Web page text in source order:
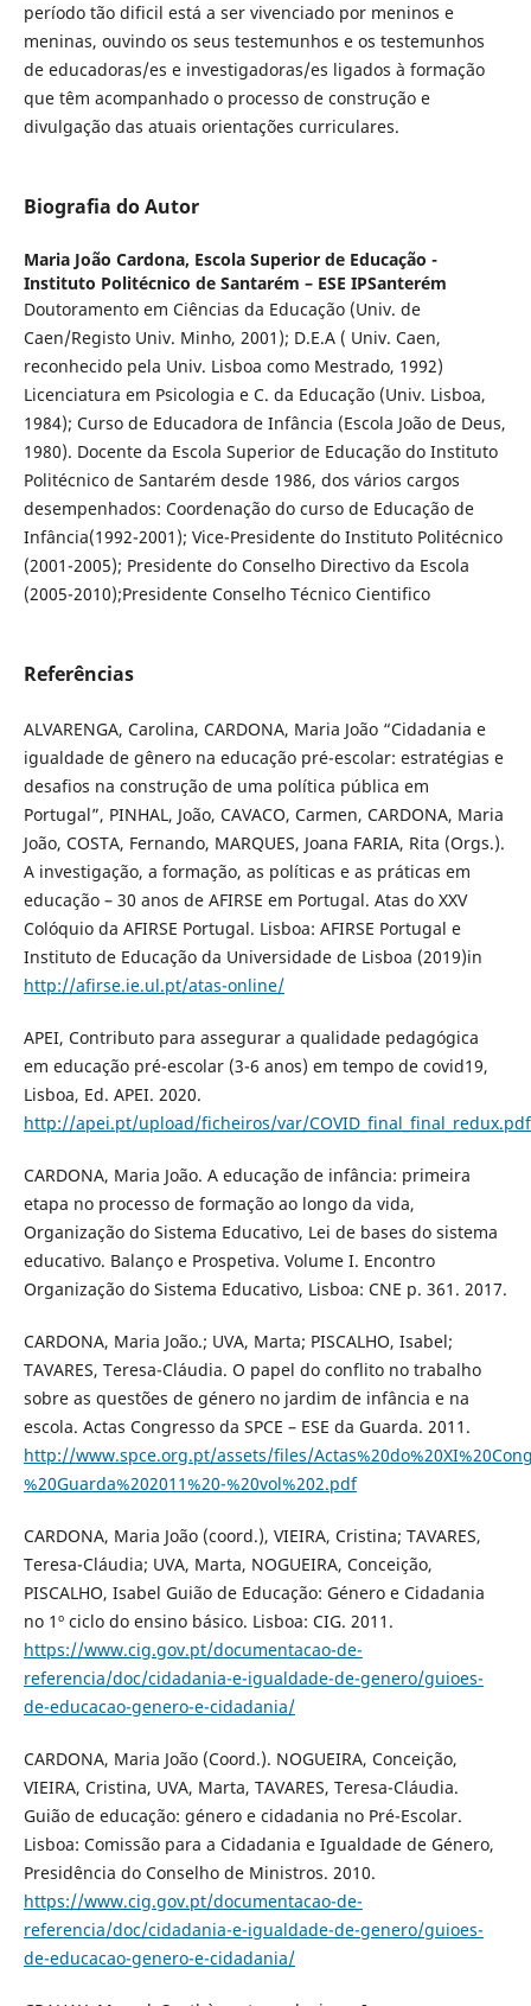
período tão dificil está a ser vivenciado por meninos e
meninas, ouvindo os seus testemunhos e os testemunhos
de educadoras/es e investigadoras/es ligados à formação
que têm acompanhado o processo de construção e
divulgação das atuais orientações curriculares.
Biografia do Autor
Maria João Cardona, Escola Superior de Educação -
Instituto Politécnico de Santarém – ESE IPSanterém
Doutoramento em Ciências da Educação (Univ. de
Caen/Registo Univ. Minho, 2001); D.E.A ( Univ. Caen,
reconhecido pela Univ. Lisboa como Mestrado, 1992)
Licenciatura em Psicologia e C. da Educação (Univ. Lisboa,
1984); Curso de Educadora de Infância (Escola João de Deus,
1980). Docente da Escola Superior de Educação do Instituto
Politécnico de Santarém desde 1986, dos vários cargos
desempenhados: Coordenação do curso de Educação de
Infância(1992-2001); Vice-Presidente do Instituto Politécnico
(2001-2005); Presidente do Conselho Directivo da Escola
(2005-2010);Presidente Conselho Técnico Cientifico
Referências
ALVARENGA, Carolina, CARDONA, Maria João “Cidadania e
igualdade de gênero na educação pré-escolar: estratégias e
desafios na construção de uma política pública em
Portugal”, PINHAL, João, CAVACO, Carmen, CARDONA, Maria
João, COSTA, Fernando, MARQUES, Joana FARIA, Rita (Orgs.).
A investigação, a formação, as políticas e as práticas em
educação – 30 anos de AFIRSE em Portugal. Atas do XXV
Colóquio da AFIRSE Portugal. Lisboa: AFIRSE Portugal e
Instituto de Educação da Universidade de Lisboa (2019)in
http://afirse.ie.ul.pt/atas-online/
APEI, Contributo para assegurar a qualidade pedagógica
em educação pré-escolar (3-6 anos) em tempo de covid19,
Lisboa, Ed. APEI. 2020.
http://apei.pt/upload/ficheiros/var/COVID_final_final_redux.pdf
CARDONA, Maria João. A educação de infância: primeira
etapa no processo de formação ao longo da vida,
Organização do Sistema Educativo, Lei de bases do sistema
educativo. Balanço e Prospetiva. Volume I. Encontro
Organização do Sistema Educativo, Lisboa: CNE p. 361. 2017.
CARDONA, Maria João.; UVA, Marta; PISCALHO, Isabel;
TAVARES, Teresa-Cláudia. O papel do conflito no trabalho
sobre as questões de género no jardim de infância e na
escola. Actas Congresso da SPCE – ESE da Guarda. 2011.
http://www.spce.org.pt/assets/files/
%20Guarda%202011%20-%20vol%202.pdf
CARDONA, Maria João (coord.), VIEIRA, Cristina; TAVARES,
Teresa-Cláudia; UVA, Marta, NOGUEIRA, Conceição,
PISCALHO, Isabel Guião de Educação: Género e Cidadania
no 1º ciclo do ensino básico. Lisboa: CIG. 2011.
https://www.cig.gov.pt/documentacao-de-
referencia/doc/cidadania-e-igualdade-de-genero/guioes-
de-educacao-genero-e-cidadania/
CARDONA, Maria João (Coord.). NOGUEIRA, Conceição,
VIEIRA, Cristina, UVA, Marta, TAVARES, Teresa-Cláudia.
Guião de educação: género e cidadania no Pré-Escolar.
Lisboa: Comissão para a Cidadania e Igualdade de Género,
Presidência do Conselho de Ministros. 2010.
https://www.cig.gov.pt/documentacao-de-
referencia/doc/cidadania-e-igualdade-de-genero/guioes-
de-educacao-genero-e-cidadania/